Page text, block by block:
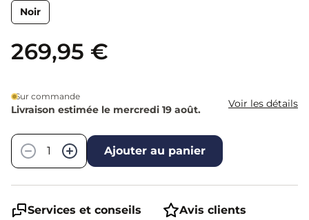
Noir
269,95 €
Sur commande
Livraison estimée le mercredi 19 août. Voir les détails
−
+ Ajouter au panier
Services et conseils Avis clients